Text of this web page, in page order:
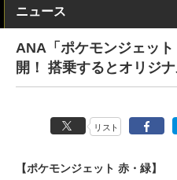
ニュース
ANA「ポケモンジェッ
開！ 搭乗するとオリジ
リスト
【ポケモンジェット 赤・緑】